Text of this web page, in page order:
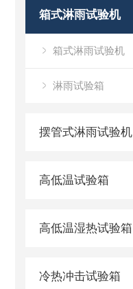
箱式淋雨试验机
箱式淋雨试验机
淋雨试验箱
摆管式淋雨试验机
高低温试验箱
高低温湿热试验箱
冷热冲击试验箱